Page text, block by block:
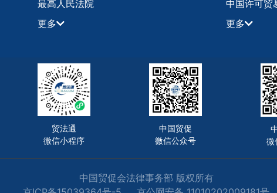
最高人民法院
更多
中国许可贸
更多
贸法通
微信小程序
中国贸促
微信公众号
微
中国贸促会法律事务部 版权所有